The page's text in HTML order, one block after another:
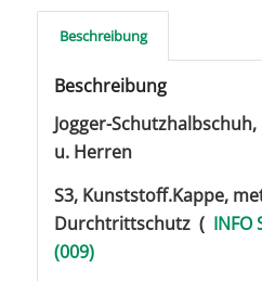
Beschreibung
Beschreibung
Jogger-
u. Herren
S3, Kunststoff.Kappe,
Durchtrittschutz ( INFO
(009)